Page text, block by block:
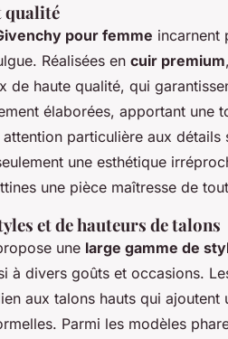
qualité
pour femme incarnent
Réalisées en cuir premium
de haute qualité, qui
élaborées, apportant une
particulière aux
une esthétique
une pièce maîtresse de
et de hauteurs de talons
une large gamme de
à divers goûts et occasions.
aux talons hauts qui
Parmi les modèles